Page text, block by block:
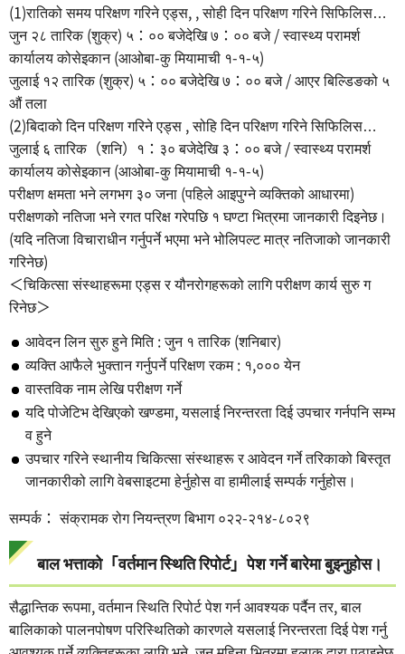
(1)रातिको समय परिक्षण गरिने एड्स, , सोही दिन परिक्षण गरिने सिफिलिस…
जुन २८ तारिक (शुक्र) ५：०० बजेदेखि ७：०० बजे / स्वास्थ्य परामर्श
कार्यालय कोसेइकान (आओबा-कु मियामाची १-१-५)
जुलाई १२ तारिक (शुक्र) ५：०० बजेदेखि ७：०० बजे / आएर बिल्डिङको ५
औं तला
(2)बिदाको दिन परिक्षण गरिने एड्स , सोहि दिन परिक्षण गरिने सिफिलिस…
जुलाई ६ तारिक（शनि）१：३० बजेदेखि ३：०० बजे / स्वास्थ्य परामर्श
कार्यालय कोसेइकान (आओबा-कु मियामाची १-१-५)
परीक्षण क्षमता भने लगभग ३० जना (पहिले आइपुग्ने व्यक्तिको आधारमा)
परीक्षणको नतिजा भने रगत परिक्ष गरेपछि १ घण्टा भित्रमा जानकारी दिइनेछ।
(यदि नतिजा विचाराधीन गर्नुपर्ने भएमा भने भोलिपल्ट मात्र नतिजाको जानकारी
गरिनेछ)
＜चिकित्सा संस्थाहरूमा एड्स र यौनरोगहरूको लागि परीक्षण कार्य सुरु ग
रिनेछ＞
आवेदन लिन सुरु हुने मिति : जुन १ तारिक (शनिबार)
व्यक्ति आफैले भुक्तान गर्नुपर्ने परिक्षण रकम : १,००० येन
वास्तविक नाम लेखि परीक्षण गर्ने
यदि पोजेटिभ देखिएको खण्डमा, यसलाई निरन्तरता दिई उपचार गर्नपनि सम्भ
व हुने
उपचार गरिने स्थानीय चिकित्सा संस्थाहरू र आवेदन गर्ने तरिकाको बिस्तृत
जानकारीको लागि वेबसाइटमा हेर्नुहोस वा हामीलाई सम्पर्क गर्नुहोस।
सम्पर्क： संक्रामक रोग नियन्त्रण बिभाग ०२२-२१४-८०२९
बाल भत्ताको「वर्तमान स्थिति रिपोर्ट」पेश गर्ने बारेमा बुझ्नुहोस।
सैद्धान्तिक रूपमा, वर्तमान स्थिति रिपोर्ट पेश गर्न आवश्यक पर्दैन तर, बाल
बालिकाको पालनपोषण परिस्थितिको कारणले यसलाई निरन्तरता दिई पेश गर्नु